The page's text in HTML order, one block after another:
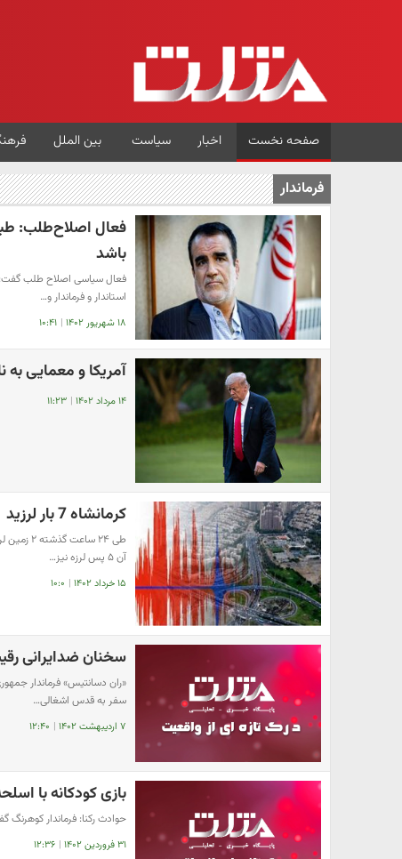
صفحه نخست اخبار سیاست بین الملل
فرماندار
فعال اصلاح‌‌طلب:
باشد
فعال سیاسی اصلاح‌ طلب گفت:
استاندار و فرماندار و…
۱۸ شهریور ۱۴۰۲ | ۱۰:۴۱
آمریکا و معمایی به
۱۴ مرداد ۱۴۰۲ | ۱۱:۲۳
کرمانشاه 7 بار لرزید
آن ۵ پس لرزه نیز…
۱۵ خرداد ۱۴۰۲ | ۱۰:۰
سخنان ضدایرانی
سفر به قدس اشغالی…
۷ اردیبهشت ۱۴۰۲ | ۱۲:۴۰
بازی کودکانه با
حوادث رکنا: فرماندار
۳۱ فروردین ۱۴۰۲ | ۱۲:۳۶